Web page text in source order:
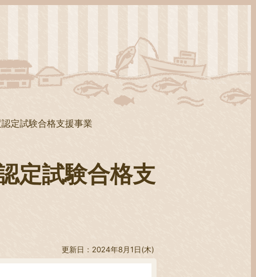
定試験合格支援事業
定試験合格支
更新日：2024年8月1日(木)